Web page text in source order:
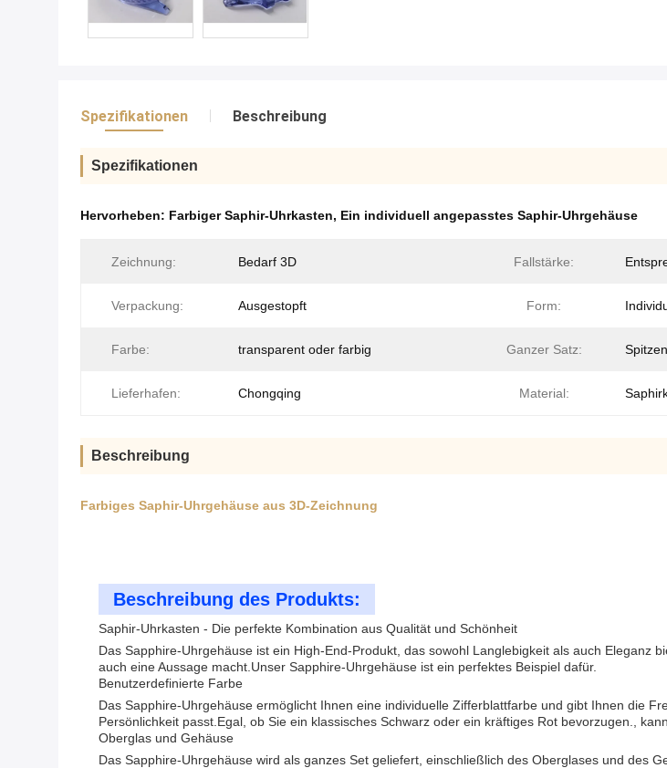
Spezifikationen Beschreibung
Spezifikationen
Hervorheben: Farbiger Saphir-Uhrkasten, Ein individuell angepasstes Saphir-Uhrgehäuse
Zeichnung: Bedarf 3D Fallstärke:
Verpackung: Ausgestopft Form:
Farbe: transparent oder farbig Ganzer Satz:
Lieferhafen: Chongqing Material:
Beschreibung
Farbiges Saphir-Uhrgehäuse aus 3D-Zeichnung
Beschreibung des Produkts:
Saphir-Uhrkasten - Die perfekte Kombination aus Qualität und Schönheit
Das Sapphire-Uhrgehäuse ist ein High-End-Produkt, das sowohl Langlebigkeit als auch Eleganz
auch eine Aussage macht.Unser Sapphire-Uhrgehäuse ist ein perfektes Beispiel dafür.
Benutzerdefinierte Farbe
Das Sapphire-Uhrgehäuse ermöglicht Ihnen eine individuelle Zifferblattfarbe und gibt Ihnen die
Persönlichkeit passt.Egal, ob Sie ein klassisches Schwarz oder ein kräftiges Rot bevorzugen.,
Oberglas und Gehäuse
Das Sapphire-Uhrgehäuse wird als ganzes Set geliefert, einschließlich des Oberglases und des